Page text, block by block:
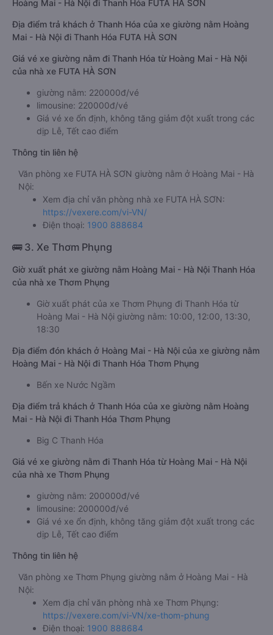
Hoàng Mai - Hà Nội đi Thanh Hóa FUTA HÀ SƠN
Địa điểm trả khách ở Thanh Hóa của xe giường nằm Hoàng
Mai - Hà Nội đi Thanh Hóa FUTA HÀ SƠN
Giá vé xe giường nằm đi Thanh Hóa từ Hoàng Mai - Hà Nội
của nhà xe FUTA HÀ SƠN
giường nằm: 220000đ/vé
limousine: 220000đ/vé
Giá vé xe ổn định, không tăng giảm đột xuất trong các
dịp Lễ, Tết cao điểm
Thông tin liên hệ
Văn phòng xe FUTA HÀ SƠN giường nằm ở Hoàng Mai - Hà
Nội:
Xem địa chỉ văn phòng nhà xe FUTA HÀ SƠN:
https://vexere.com/vi-VN/
Điện thoại: 1900 888684
🚌 3. Xe Thơm Phụng
Giờ xuất phát xe giường nằm Hoàng Mai - Hà Nội Thanh Hóa
của nhà xe Thơm Phụng
Giờ xuất phát của xe Thơm Phụng đi Thanh Hóa từ
Hoàng Mai - Hà Nội giường nằm: 10:00, 12:00, 13:30,
18:30
Địa điểm đón khách ở Hoàng Mai - Hà Nội của xe giường nằm
Hoàng Mai - Hà Nội đi Thanh Hóa Thơm Phụng
Bến xe Nước Ngầm
Địa điểm trả khách ở Thanh Hóa của xe giường nằm Hoàng
Mai - Hà Nội đi Thanh Hóa Thơm Phụng
Big C Thanh Hóa
Giá vé xe giường nằm đi Thanh Hóa từ Hoàng Mai - Hà Nội
của nhà xe Thơm Phụng
giường nằm: 200000đ/vé
limousine: 200000đ/vé
Giá vé xe ổn định, không tăng giảm đột xuất trong các
dịp Lễ, Tết cao điểm
Thông tin liên hệ
Văn phòng xe Thơm Phụng giường nằm ở Hoàng Mai - Hà
Nội:
Xem địa chỉ văn phòng nhà xe Thơm Phụng:
https://vexere.com/vi-VN/xe-thom-phung
Điện thoại: 1900 888684